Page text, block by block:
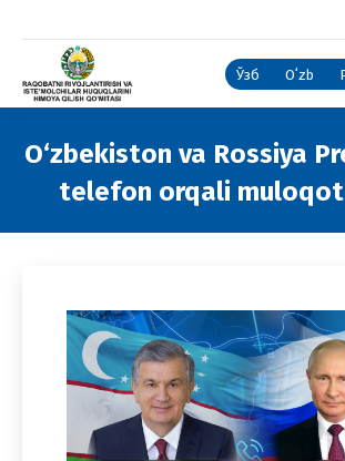
Ўзб Oʻzb
O‘zbekiston va Rossiya
telefon orqali